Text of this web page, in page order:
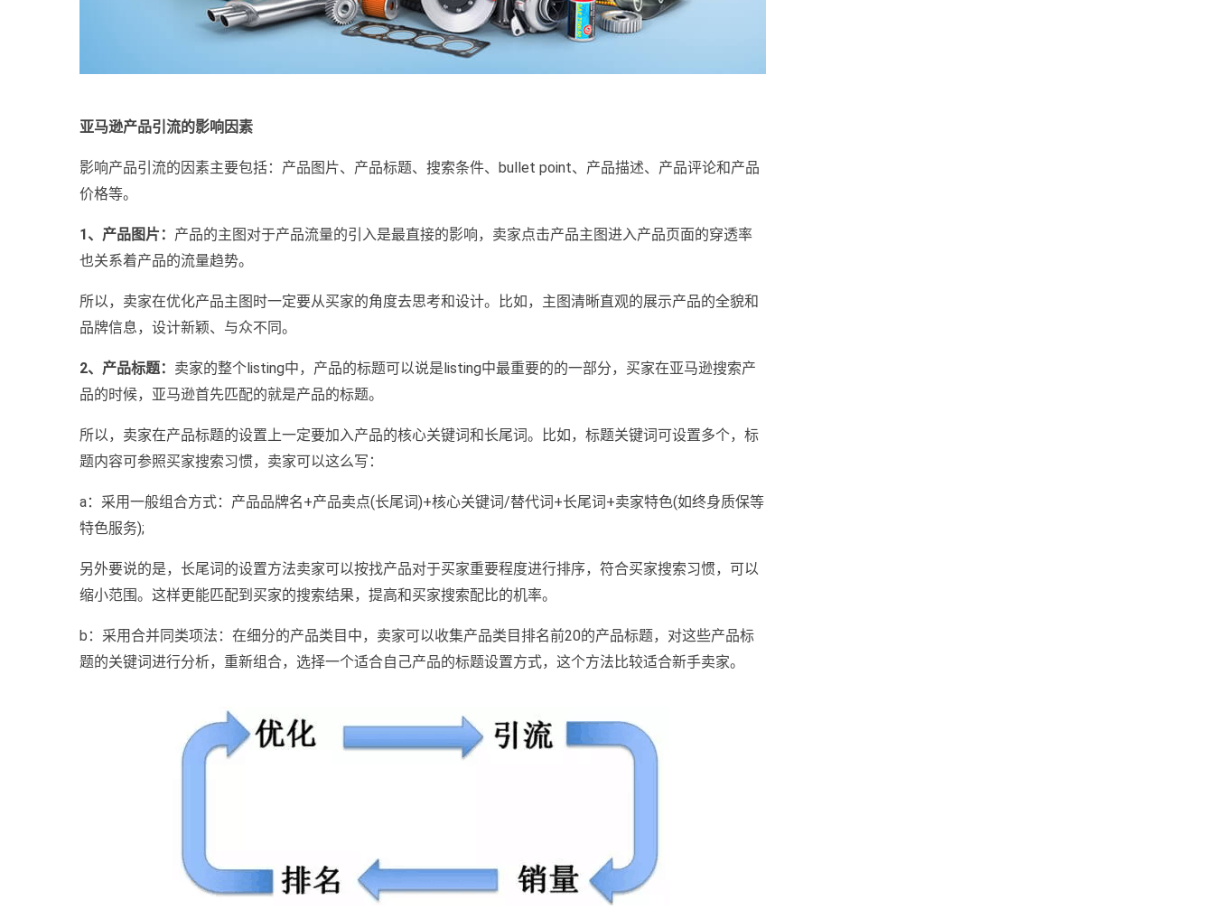
亚马逊产品引流的影响因素
影响产品引流的因素主要包括：产品图片、产品标题、搜索条件、bullet point、产品描述、产品评论和产品
价格等。
1、产品图片： 产品的主图对于产品流量的引入是最直接的影响，卖家点击产品主图进入产品页面的穿透率
也关系着产品的流量趋势。
所以，卖家在优化产品主图时一定要从买家的角度去思考和设计。比如，主图清晰直观的展示产品的全貌和
品牌信息，设计新颖、与众不同。
2、产品标题： 卖家的整个listing中，产品的标题可以说是listing中最重要的的一部分，买家在亚马逊搜索产
品的时候，亚马逊首先匹配的就是产品的标题。
所以，卖家在产品标题的设置上一定要加入产品的核心关键词和长尾词。比如，标题关键词可设置多个，标
题内容可参照买家搜索习惯，卖家可以这么写：
a：采用一般组合方式：产品品牌名+产品卖点(长尾词)+核心关键词/替代词+长尾词+卖家特色(如终身质保等
特色服务);
另外要说的是，长尾词的设置方法卖家可以按找产品对于买家重要程度进行排序，符合买家搜索习惯，可以
缩小范围。这样更能匹配到买家的搜索结果，提高和买家搜索配比的机率。
b：采用合并同类项法：在细分的产品类目中，卖家可以收集产品类目排名前20的产品标题，对这些产品标
题的关键词进行分析，重新组合，选择一个适合自己产品的标题设置方式，这个方法比较适合新手卖家。